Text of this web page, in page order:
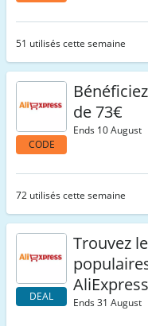
51 utilisés cette semaine
CODE
de 73€
Ends 10 August
72 utilisés cette semaine
DEAL
Trouvez
AliExpress
Ends 31 August